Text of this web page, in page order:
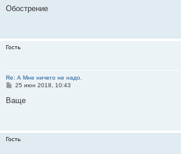
о
е
Обострение
Гость
Re: А Мне ничего не надо.
С
о
и
е
25 июн 2018, 10:43
Ваще
Гость